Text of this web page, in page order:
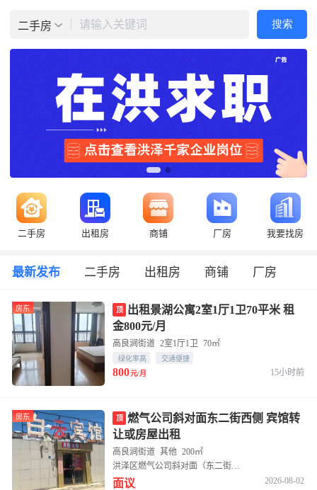
二手房 请输入关键词 搜索
二手房 出租房 商铺 厂房 我要找房
最新发布 二手房 出租房 商铺 厂房
房东 顶
出租景湖公寓2室1厅1卫70平米 租
金800元/月
高良涧街道 2室1厅1卫 70㎡
绿化率高 交通便捷
800元/月 15小时前
房东 顶 燃气公司斜对面东二街西侧 宾馆转
让或房屋出租
高良涧街道 其他 200㎡
洪泽区燃气公司斜对面（东二街西侧）
面议 2026-08-02